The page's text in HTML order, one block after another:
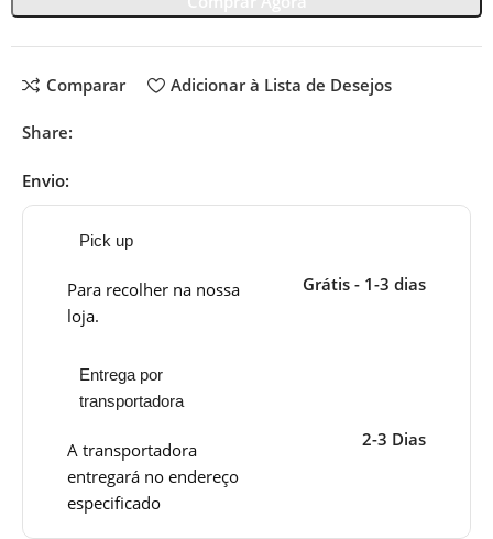
Comparar Adicionar à Lista de Desejos
Share:
Envio:
Pick up
Para recolher na nossa
loja.
Grátis - 1-3 dias
Entrega por
transportadora
A transportadora
entregará no endereço
especificado
2-3 Dias